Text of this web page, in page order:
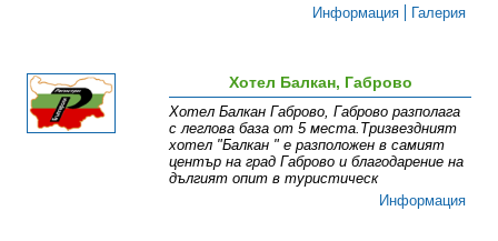
Информация
Галерия
Хотел Балкан, Габрово
Хотел Балкан Габрово, Габрово разполага
с леглова база от 5 места.Тризвездният
хотел "Балкан " е разположен в самият
център на град Габрово и благодарение на
дългият опит в туристическ
Информация